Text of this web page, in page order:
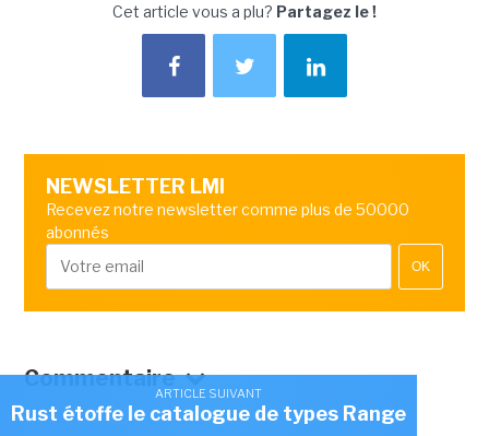
Cet article vous a plu? Partagez le !
NEWSLETTER LMI
Recevez notre newsletter comme plus de 50000
abonnés
OK
Commentaire
ARTICLE SUIVANT
Rust étoffe le catalogue de types Range